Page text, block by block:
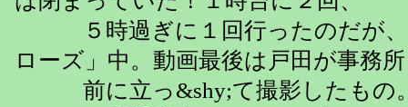
５時過ぎに１回行ったのだが、
ローズ」中。動画最後は戸田が事務所
前に立っ&shy;て撮影したもの